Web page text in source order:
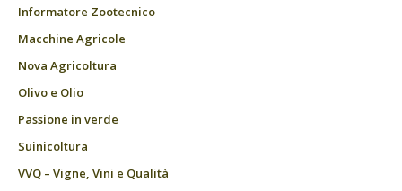
Informatore Zootecnico
Macchine Agricole
Nova Agricoltura
Olivo e Olio
Passione in verde
Suinicoltura
VVQ – Vigne, Vini e Qualità